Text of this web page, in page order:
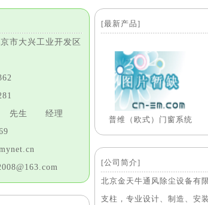
市大兴工业开发区
先生 经理
[最新产品]
普维（欧式）门窗系统
[公司简介]
北京金天牛通风除尘设备有
支柱，专业设计、制造、安